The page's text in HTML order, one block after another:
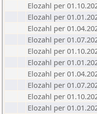
Elozahl per
Elozahl per
Elozahl per
Elozahl per
Elozahl per
Elozahl per
Elozahl per
Elozahl per
Elozahl per
Elozahl per